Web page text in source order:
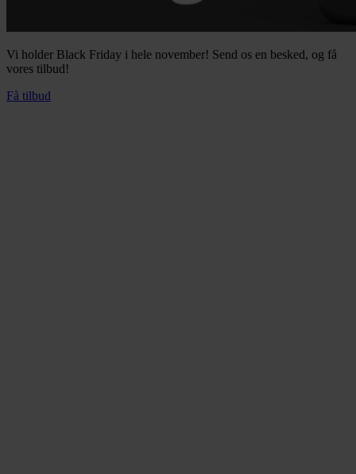
Vi holder Black Friday i hele november! Send os en besked, og få
vores tilbud!
Få tilbud